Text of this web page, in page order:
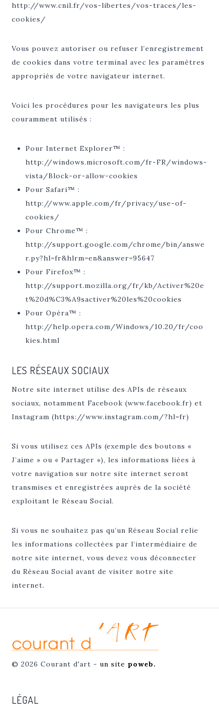
http://www.cnil.fr/vos-libertes/vos-traces/les-
cookies/
Vous pouvez autoriser ou refuser l’enregistrement
de cookies dans votre terminal avec les paramètres
appropriés de votre navigateur internet.
Voici les procédures pour les navigateurs les plus
couramment utilisés :
Pour Internet Explorer™ :
http://windows.microsoft.com/fr-FR/windows-
vista/Block-or-allow-cookies
Pour Safari™ :
http://www.apple.com/fr/privacy/use-of-
cookies/
Pour Chrome™ :
http://support.google.com/chrome/bin/answe
r.py?hl=fr&hlrm=en&answer=95647
Pour Firefox™ :
http://support.mozilla.org/fr/kb/Activer%20e
t%20d%C3%A9sactiver%20les%20cookies
Pour Opéra™ :
http://help.opera.com/Windows/10.20/fr/coo
kies.html
LES RÉSEAUX SOCIAUX
Notre site internet utilise des APIs de réseaux
sociaux, notamment Facebook (www.facebook.fr) et
Instagram (https://www.instagram.com/?hl=fr)
Si vous utilisez ces APIs (exemple des boutons «
J’aime » ou « Partager »), les informations liées à
votre navigation sur notre site internet seront
transmises et enregistrées auprès de la société
exploitant le Réseau Social.
Si vous ne souhaitez pas qu’un Réseau Social relie
les informations collectées par l’intermédiaire de
notre site internet, vous devez vous déconnecter
du Réseau Social avant de visiter notre site
internet.
© 2026 Courant d'art - un site poweb.
LÉGAL